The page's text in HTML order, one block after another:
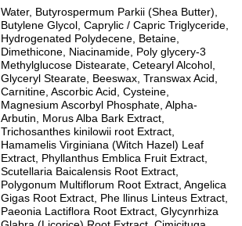
Water, Butyrospermum Parkii (Shea Butter),
Butylene Glycol, Caprylic / Capric Triglyceride,
Hydrogenated Polydecene, Betaine,
Dimethicone, Niacinamide, Poly glycery-3
Methylglucose Distearate, Cetearyl Alcohol,
Glyceryl Stearate, Beeswax, Transwax Acid,
Carnitine, Ascorbic Acid, Cysteine,
Magnesium Ascorbyl Phosphate, Alpha-
Arbutin, Morus Alba Bark Extract,
Trichosanthes kinilowii root Extract,
Hamamelis Virginiana (Witch Hazel) Leaf
Extract, Phyllanthus Emblica Fruit Extract,
Scutellaria Baicalensis Root Extract,
Polygonum Multiflorum Root Extract, Angelica
Gigas Root Extract, Phe llinus Linteus Extract,
Paeonia Lactiflora Root Extract, Glycynrhiza